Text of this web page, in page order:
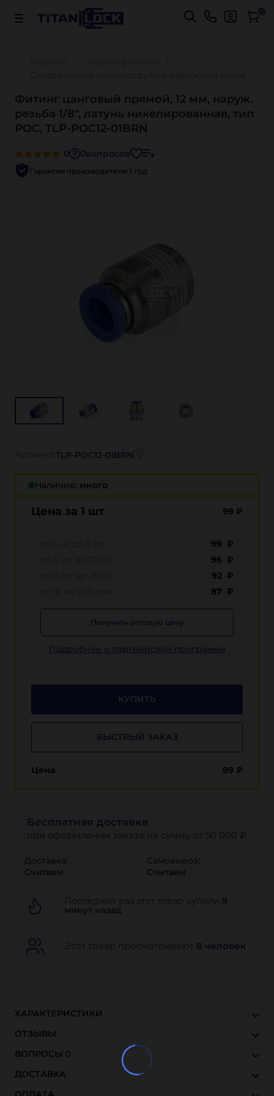
Важно! Для оплаты заказов Подробнее 0
Фитинг цанговый прямой, 12 мм, наруж.
резьба 1/8", латунь никелированная, тип
POC, TLP-POC12-01BRN
0 0вопросов
Гарантия производителя 1 год
Наличие: много
Цена за 1 шт 99 ₽
99 ₽
96 ₽
92 ₽
87 ₽
Получить оптовую цену
Подробнее о партнёрской программе
КУПИТЬ
БЫСТРЫЙ ЗАКАЗ
Цена 99 ₽
Бесплатная доставка
при оформлении заказа на сумму от 50 000 ₽
Доставка:
Считаем
Самовывоз:
Считаем
Последний раз этот товар купили 9
минут назад
Этот товар просматривают 8 человек
TLP-POC12-01BRN
ХАРАКТЕРИСТИКИ
ОТЗЫВЫ
ВОПРОСЫ 0
ДОСТАВКА